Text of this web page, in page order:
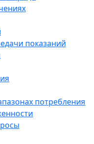
показаний
потребления